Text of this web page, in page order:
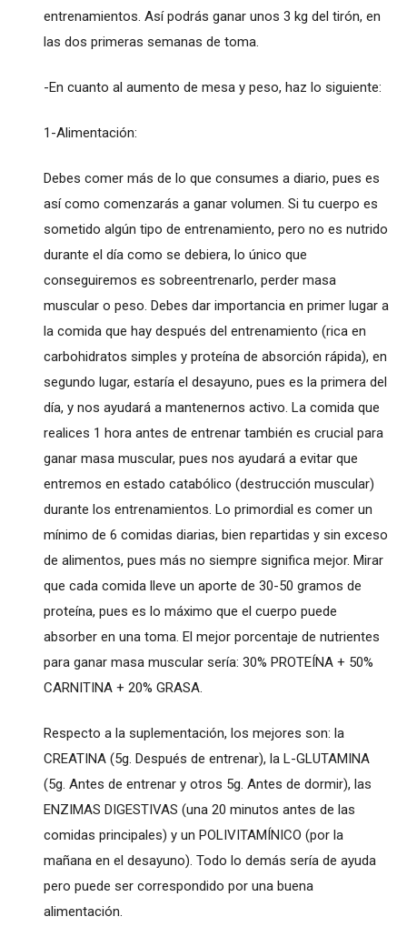
entrenamientos. Así podrás ganar unos 3 kg del tirón, en
las dos primeras semanas de toma.
-En cuanto al aumento de mesa y peso, haz lo siguiente:
1-Alimentación:
Debes comer más de lo que consumes a diario, pues es
así como comenzarás a ganar volumen. Si tu cuerpo es
sometido algún tipo de entrenamiento, pero no es nutrido
durante el día como se debiera, lo único que
conseguiremos es sobreentrenarlo, perder masa
muscular o peso. Debes dar importancia en primer lugar a
la comida que hay después del entrenamiento (rica en
carbohidratos simples y proteína de absorción rápida), en
segundo lugar, estaría el desayuno, pues es la primera del
día, y nos ayudará a mantenernos activo. La comida que
realices 1 hora antes de entrenar también es crucial para
ganar masa muscular, pues nos ayudará a evitar que
entremos en estado catabólico (destrucción muscular)
durante los entrenamientos. Lo primordial es comer un
mínimo de 6 comidas diarias, bien repartidas y sin exceso
de alimentos, pues más no siempre significa mejor. Mirar
que cada comida lleve un aporte de 30-50 gramos de
proteína, pues es lo máximo que el cuerpo puede
absorber en una toma. El mejor porcentaje de nutrientes
para ganar masa muscular sería: 30% PROTEÍNA + 50%
CARNITINA + 20% GRASA.
Respecto a la suplementación, los mejores son: la
CREATINA (5g. Después de entrenar), la L-GLUTAMINA
(5g. Antes de entrenar y otros 5g. Antes de dormir), las
ENZIMAS DIGESTIVAS (una 20 minutos antes de las
comidas principales) y un POLIVITAMÍNICO (por la
mañana en el desayuno). Todo lo demás sería de ayuda
pero puede ser correspondido por una buena
alimentación.